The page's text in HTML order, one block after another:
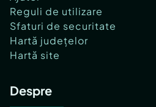
Reguli de utilizare
Sfaturi de securitate
Hartă județelor
Hartă site
Despre